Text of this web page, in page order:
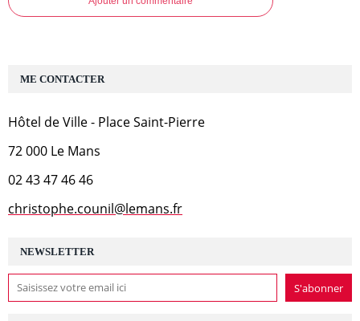
NEWSLETTER
ME CONTACTER
Hôtel de Ville - Place Saint-Pierre
72 000 Le Mans
02 43 47 46 46
christophe.counil@lemans.fr